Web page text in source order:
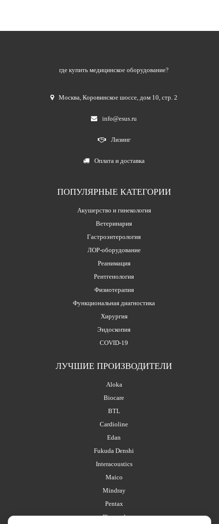
где купить медицинское оборудование?
Москва,Коровинское шоссе, дом 10, стр. 2
info@esus.ru
Лизинг
Оплата и доставка
ПОПУЛЯРНЫЕ КАТЕГОРИИ
Акушерство и гинекология
Ветеринария
Гастроэнтерология
ЛОР-оборудование
Реанимация
Рентгенология
Физиотерапия
Функциональная диагностика
Хирургия
Эндоскопия
COVID-19
ЛУЧШИЕ ПРОИЗВОДИТЕЛИ
Aloka
Biocare
BTL
Cardioline
Edan
Fukuda Denshi
Interacoustics
Maico
Mindray
Pentax
Planmed